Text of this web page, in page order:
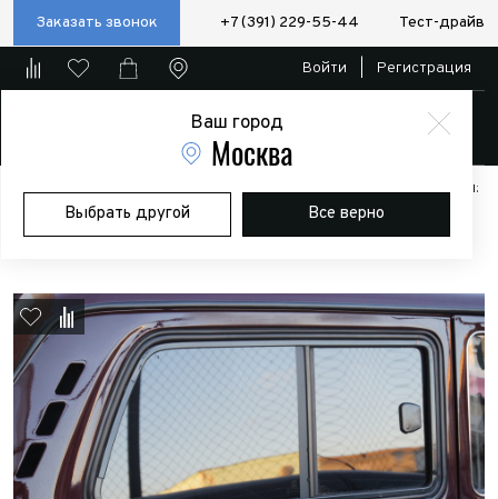
Заказать звонок +7 (391) 229-55-44 Тест-драйв
Ваш город
Москва
Выбрать другой Все верно
Войти Регистрация
Главная Магазин Дополнительное оборудование
Аксессуары:
Полезные мелочи
Окно раздвижное правое ВАЗ Нива 2121